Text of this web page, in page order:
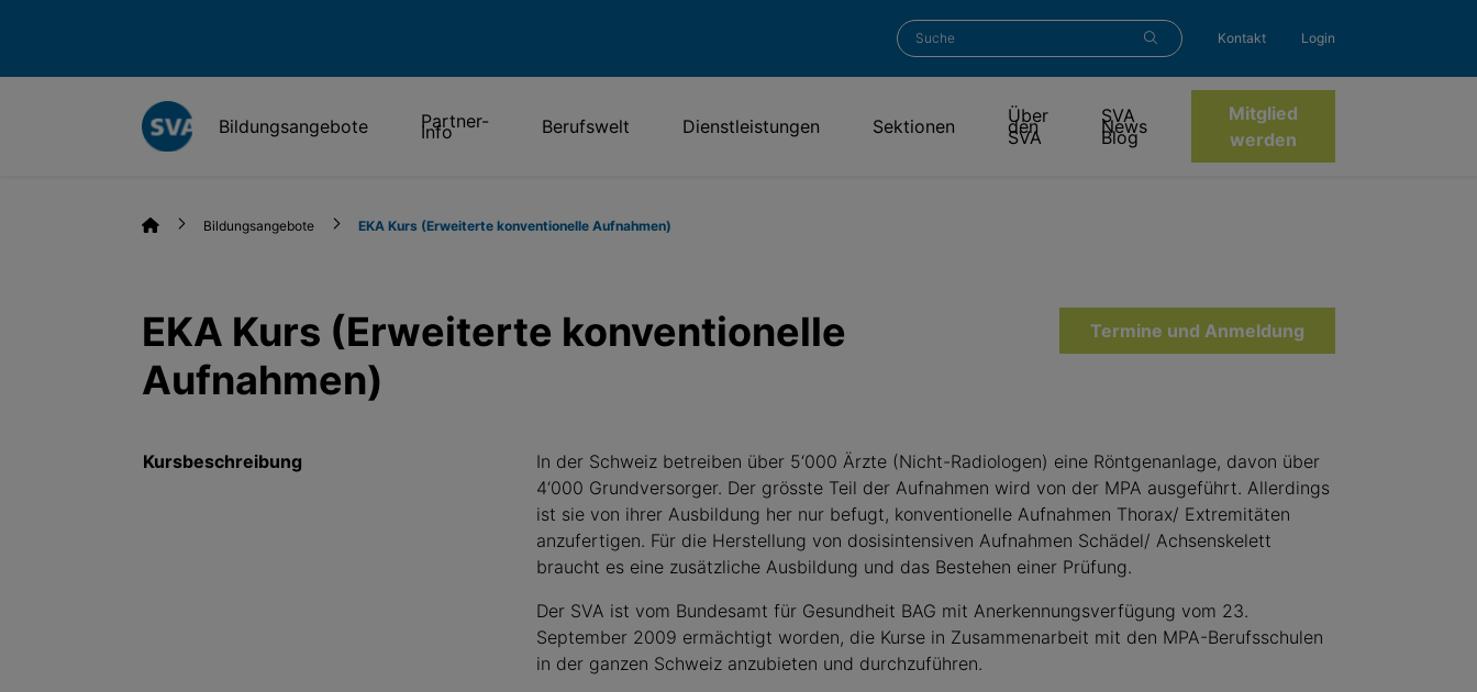
Kontakt Login
Bildungsangebote Partner-
Info Berufswelt Dienstleistungen Sektionen Über
den
SVA
SVA
News
Blog
Mitglied
werden
Bildungsangebote EKA Kurs (Erweiterte konventionelle Aufnahmen)
EKA Kurs (Erweiterte konventionelle
Aufnahmen)
Termine und Anmeldung
Kursbeschreibung
In der Schweiz betreiben über 5‘000 Ärzte (Nicht-Radiologen) eine Röntgenanlage, davon über
4‘000 Grundversorger. Der grösste Teil der Aufnahmen wird von der MPA ausgeführt. Allerdings
ist sie von ihrer Ausbildung her nur befugt, konventionelle Aufnahmen Thorax/ Extremitäten
anzufertigen. Für die Herstellung von dosisintensiven Aufnahmen Schädel/ Achsenskelett
braucht es eine zusätzliche Ausbildung und das Bestehen einer Prüfung.
Der SVA ist vom Bundesamt für Gesundheit BAG mit Anerkennungsverfügung vom 23.
September 2009 ermächtigt worden, die Kurse in Zusammenarbeit mit den MPA-Berufsschulen
in der ganzen Schweiz anzubieten und durchzuführen.